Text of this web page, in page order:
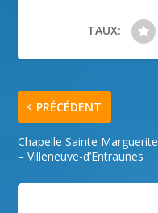
TAUX:
PRÉCÉDENT
Chapelle Sainte Marguerite
– Villeneuve-d’Entraunes